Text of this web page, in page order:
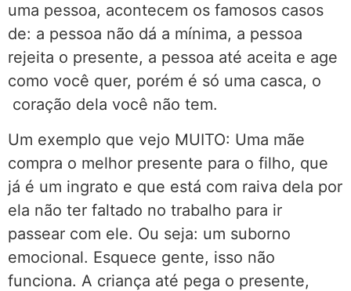
uma pessoa, acontecem os famosos casos
de: a pessoa não dá a mínima, a pessoa
rejeita o presente, a pessoa até aceita e age
como você quer, porém é só uma casca, o
coração dela você não tem.
Um exemplo que vejo MUITO: Uma mãe
compra o melhor presente para o filho, que
já é um ingrato e que está com raiva dela por
ela não ter faltado no trabalho para ir
passear com ele. Ou seja: um suborno
emocional. Esquece gente, isso não
funciona. A criança até pega o presente,